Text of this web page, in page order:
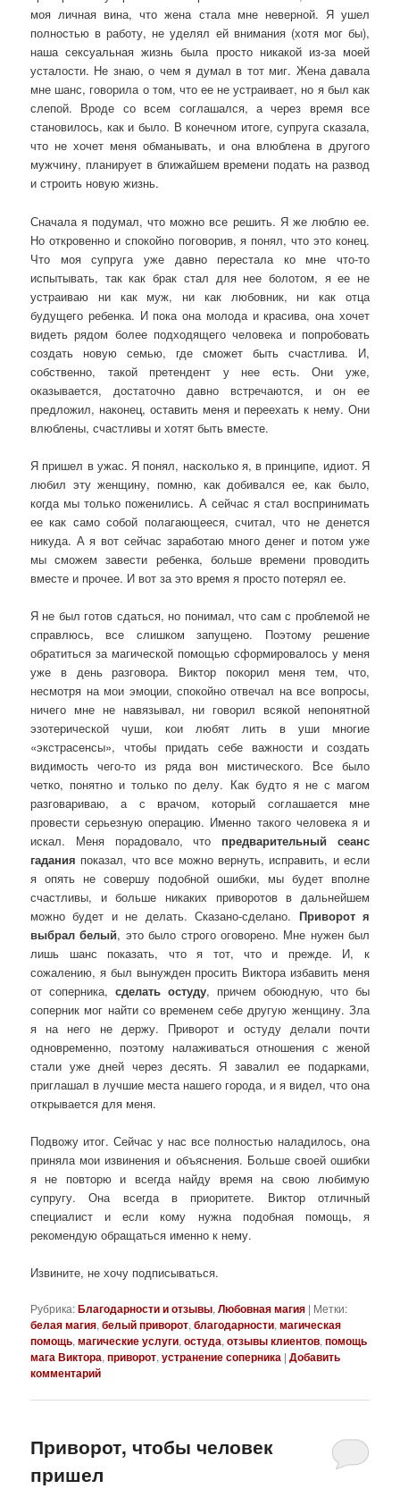
моя личная вина, что жена стала мне неверной. Я ушел
полностью в работу, не уделял ей внимания (хотя мог бы),
наша сексуальная жизнь была просто никакой из-за моей
усталости. Не знаю, о чем я думал в тот миг. Жена давала
мне шанс, говорила о том, что ее не устраивает, но я был как
слепой. Вроде со всем соглашался, а через время все
становилось, как и было. В конечном итоге, супруга сказала,
что не хочет меня обманывать, и она влюблена в другого
мужчину, планирует в ближайшем времени подать на развод
и строить новую жизнь.
Сначала я подумал, что можно все решить. Я же люблю ее.
Но откровенно и спокойно поговорив, я понял, что это конец.
Что моя супруга уже давно перестала ко мне что-то
испытывать, так как брак стал для нее болотом, я ее не
устраиваю ни как муж, ни как любовник, ни как отца
будущего ребенка. И пока она молода и красива, она хочет
видеть рядом более подходящего человека и попробовать
создать новую семью, где сможет быть счастлива. И,
собственно, такой претендент у нее есть. Они уже,
оказывается, достаточно давно встречаются, и он ее
предложил, наконец, оставить меня и переехать к нему. Они
влюблены, счастливы и хотят быть вместе.
Я пришел в ужас. Я понял, насколько я, в принципе, идиот. Я
любил эту женщину, помню, как добивался ее, как было,
когда мы только поженились. А сейчас я стал воспринимать
ее как само собой полагающееся, считал, что не денется
никуда. А я вот сейчас заработаю много денег и потом уже
мы сможем завести ребенка, больше времени проводить
вместе и прочее. И вот за это время я просто потерял ее.
Я не был готов сдаться, но понимал, что сам с проблемой не
справлюсь, все слишком запущено. Поэтому решение
обратиться за магической помощью сформировалось у меня
уже в день разговора. Виктор покорил меня тем, что,
несмотря на мои эмоции, спокойно отвечал на все вопросы,
ничего мне не навязывал, ни говорил всякой непонятной
эзотерической чуши, кои любят лить в уши многие
«экстрасенсы», чтобы придать себе важности и создать
видимость чего-то из ряда вон мистического. Все было
четко, понятно и только по делу. Как будто я не с магом
разговариваю, а с врачом, который соглашается мне
провести серьезную операцию. Именно такого человека я и
искал. Меня порадовало, что предварительный сеанс
гадания показал, что все можно вернуть, исправить, и если
я опять не совершу подобной ошибки, мы будет вполне
счастливы, и больше никаких приворотов в дальнейшем
можно будет и не делать. Сказано-сделано. Приворот я
выбрал белый, это было строго оговорено. Мне нужен был
лишь шанс показать, что я тот, что и прежде. И, к
сожалению, я был вынужден просить Виктора избавить меня
от соперника,сделать остуду, причем обоюдную, что бы
соперник мог найти со временем себе другую женщину. Зла
я на него не держу. Приворот и остуду делали почти
одновременно, поэтому налаживаться отношения с женой
стали уже дней через десять. Я завалил ее подарками,
приглашал в лучшие места нашего города, и я видел, что она
открывается для меня.
Подвожу итог. Сейчас у нас все полностью наладилось, она
приняла мои извинения и объяснения. Больше своей ошибки
я не повторю и всегда найду время на свою любимую
супругу. Она всегда в приоритете. Виктор отличный
специалист и если кому нужна подобная помощь, я
рекомендую обращаться именно к нему.
Извините, не хочу подписываться.
Рубрика:Благодарности и отзывы,Любовная магия | Метки:
белая магия,белый приворот,благодарности,магическая
помощь,магические услуги,остуда,отзывы клиентов,помощь
мага Виктора,приворот,устранение соперника |Добавить
комментарий
Приворот, чтобы человек
пришел